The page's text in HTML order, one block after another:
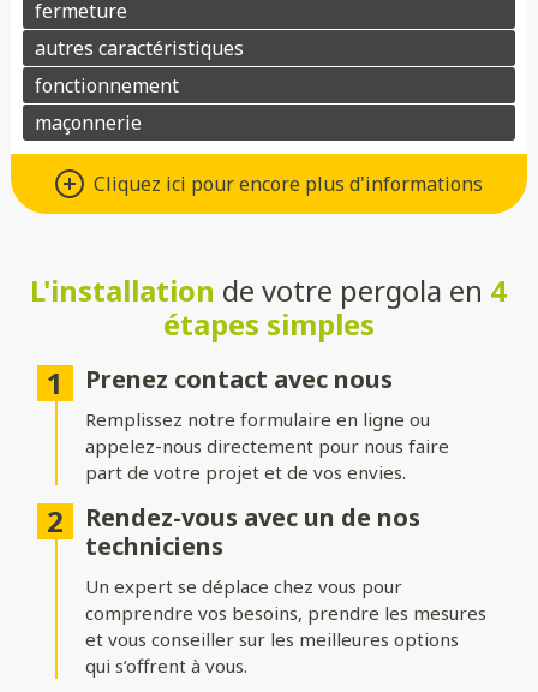
Cliquez ici pour encore plus d'informations
Matériaux : Aluminium ou bois
Choisissez l’aluminium pour une pergola au design moderne,
cas, ces matériaux allient esthétisme et durabilité.
Toitures : Rigide, bioclimatique ou
toile
Choisissez une toiture rigide en verre ou polycarbonate pour
une protection optimale, une toiture bioclimatique à lames
orientables pour gérer l’ensoleillement, ou une toile pour une
ambiance légère et aérée.
Structure : Indépendante ou
adossée
Installez votre pergola où vous le souhaitez ! Une structure
indépendante permet de créer un espace isolé au cœur du
jardin, tandis qu’une pergola adossée prolonge
harmonieusement votre maison.
L'installation de votre pergola en 4
étapes simples
Prenez contact avec nous
Remplissez notre formulaire en ligne ou
appelez-nous directement pour nous faire
part de votre projet et de vos envies.
Rendez-vous avec un de nos
techniciens
Un expert se déplace chez vous pour
comprendre vos besoins, prendre les mesures
et vous conseiller sur les meilleures options
qui s’offrent à vous.